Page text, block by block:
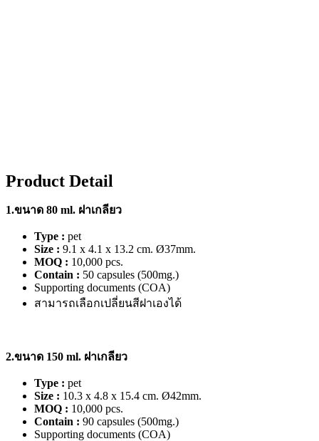
Product Detail
1.ขนาด 80 ml. ฝาเกลียว
Type : pet
Size : 9.1 x 4.1 x 13.2 cm. Ø37mm.
MOQ : 10,000 pcs.
Contain : 50 capsules (500mg.)
Supporting documents (COA)
สามารถเลือกเปลี่ยนสีฝาเองได้
2.ขนาด 150 ml. ฝาเกลียว
Type : pet
Size : 10.3 x 4.8 x 15.4 cm. Ø42mm.
MOQ : 10,000 pcs.
Contain : 90 capsules (500mg.)
Supporting documents (COA)